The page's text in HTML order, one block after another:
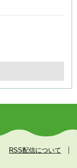
RSS配信について